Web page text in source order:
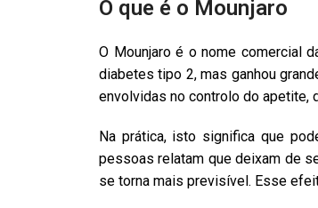
O que é o Mounjaro
O Mounjaro é o nome comercial
diabetes tipo 2, mas ganhou
envolvidas no controlo do apetite,
Na prática, isto significa que
pessoas relatam que deixam de
se torna mais previsível. Esse